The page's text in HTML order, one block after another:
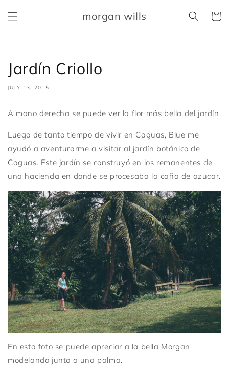
content
morgan wills Cart
Jardín Criollo
JULY 13, 2015
A mano derecha se puede ver la flor más bella del jardín.
Luego de tanto tiempo de vivir en Caguas, Blue me
ayudó a aventurarme a visitar al jardín botánico de
Caguas. Este jardín se construyó en los remanentes de
una hacienda en donde se procesaba la caña de azucar.
En esta foto se puede apreciar a la bella Morgan
modelando junto a una palma.